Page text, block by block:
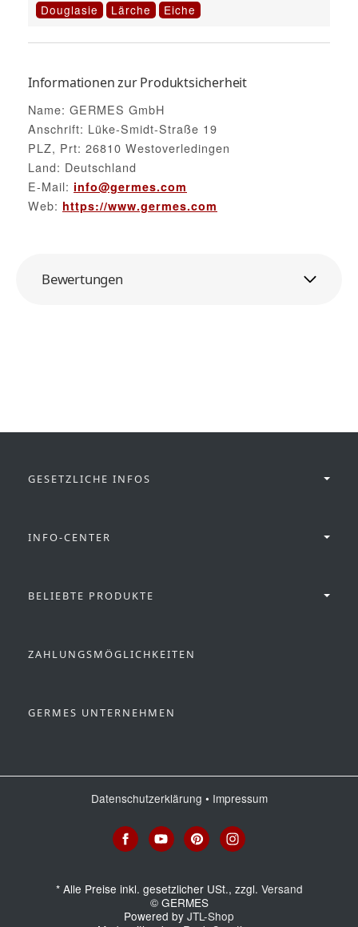
Douglasie
Lärche Eiche
Informationen zur Produktsicherheit
Name: GERMES GmbH
Anschrift: Lüke-Smidt-Straße 19
PLZ, Prt: 26810 Westoverledingen
Land: Deutschland
E-Mail: info@germes.com
Web: https://www.germes.com
Bewertungen
GESETZLICHE INFOS
INFO-CENTER
BELIEBTE PRODUKTE
ZAHLUNGSMÖGLICHKEITEN
GERMES UNTERNEHMEN
Datenschutzerklärung • Impressum
*Alle Preise inkl. gesetzlicher USt., zzgl. Versand
© GERMES
Powered by JTL-Shop